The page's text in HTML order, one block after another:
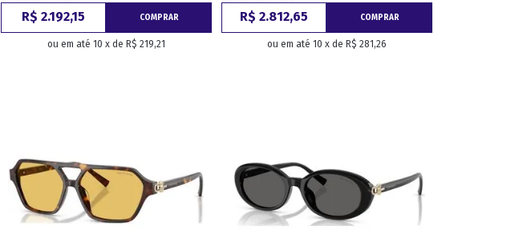
R$ 2.192,15 COMPRAR
ou em até 10 x de R$ 219,21
R$ 2.812,65 COMPRAR
ou em até 10 x de R$ 281,26